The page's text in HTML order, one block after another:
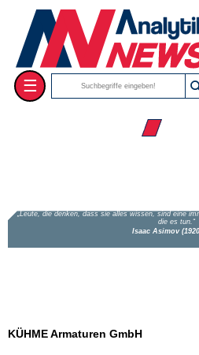
☰
☰ Firmenverzeichnis
KÜHME Armaturen GmbH